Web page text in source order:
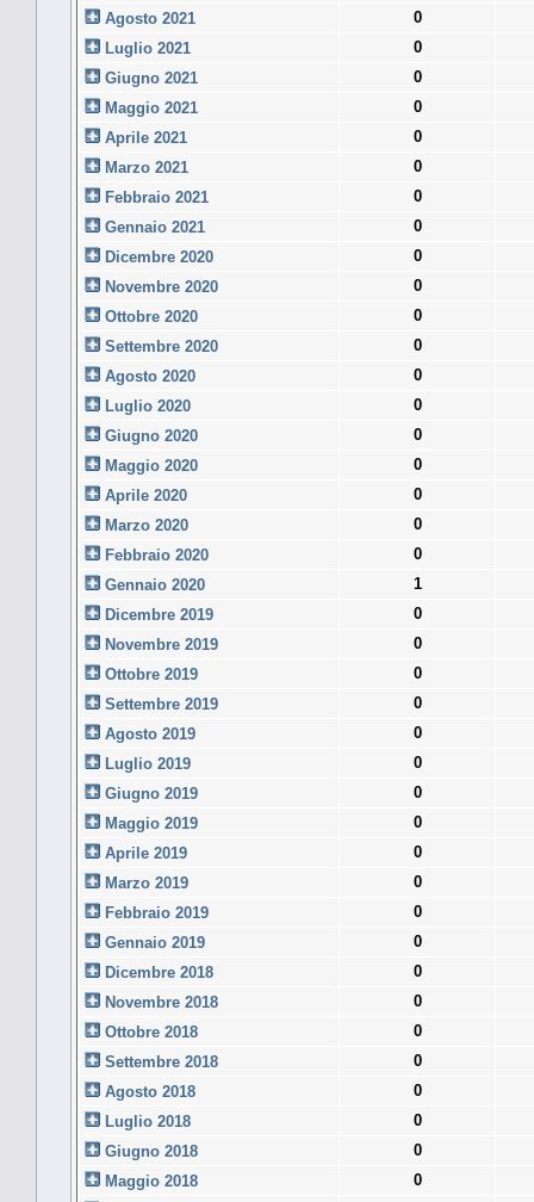
Agosto 2021
0
Luglio 2021
0
Giugno 2021
0
Maggio 2021
0
Aprile 2021
0
Marzo 2021
0
Febbraio 2021
0
Gennaio 2021
0
Dicembre 2020
0
Novembre 2020
0
Ottobre 2020
0
Settembre 2020
0
Agosto 2020
0
Luglio 2020
0
Giugno 2020
0
Maggio 2020
0
Aprile 2020
0
Marzo 2020
0
Febbraio 2020
0
Gennaio 2020
1
Dicembre 2019
0
Novembre 2019
0
Ottobre 2019
0
Settembre 2019
0
Agosto 2019
0
Luglio 2019
0
Giugno 2019
0
Maggio 2019
0
Aprile 2019
0
Marzo 2019
0
Febbraio 2019
0
Gennaio 2019
0
Dicembre 2018
0
Novembre 2018
0
Ottobre 2018
0
Settembre 2018
0
Agosto 2018
0
Luglio 2018
0
Giugno 2018
0
Maggio 2018
0